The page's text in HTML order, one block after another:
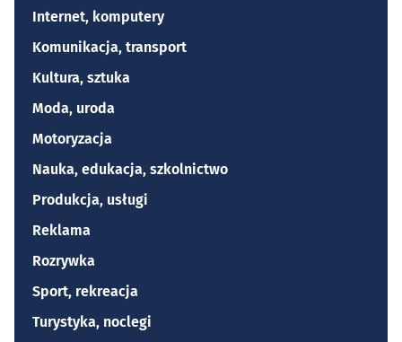
Internet, komputery
Komunikacja, transport
Kultura, sztuka
Moda, uroda
Motoryzacja
Nauka, edukacja, szkolnictwo
Produkcja, usługi
Reklama
Rozrywka
Sport, rekreacja
Turystyka, noclegi